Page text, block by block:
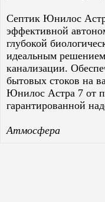
Септик Юнилос
эффективной
глубокой
идеальным
канализации.
бытовых стоков на
Юнилос Астра 7 от
гарантированной
Атмосфера